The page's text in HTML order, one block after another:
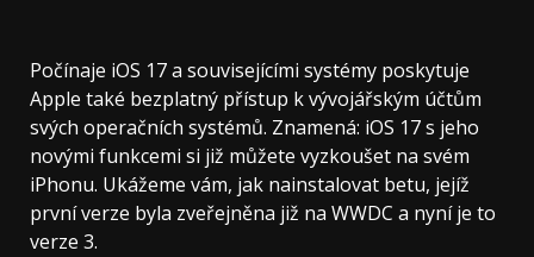
Počínaje iOS 17 a souvisejícími systémy poskytuje
Apple také bezplatný přístup k vývojářským účtům
svých operačních systémů. Znamená: iOS 17 s jeho
novými funkcemi si již můžete vyzkoušet na svém
iPhonu. Ukážeme vám, jak nainstalovat betu, jejíž
první verze byla zveřejněna již na WWDC a nyní je to
verze 3.